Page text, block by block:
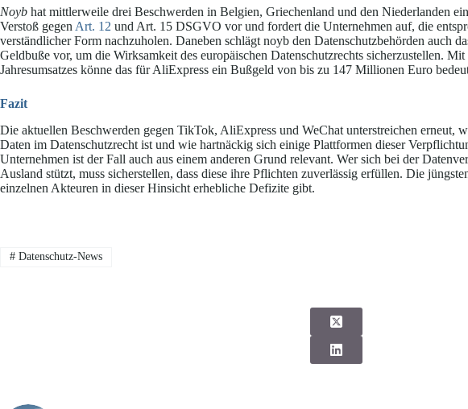
Noyb hat mittlerweile drei Beschwerden in Belgien, Griechenland und den Niederlanden
Verstoß gegenArt. 12 und Art. 15 DSGVO vor und fordert die Unternehmen auf, die
verständlicher Form nachzuholen. Daneben schlägt noyb den Datenschutzbehörden auch
Geldbuße vor, um die Wirksamkeit des europäischen Datenschutzrechts sicherzustellen.
Jahresumsatzes könne das für AliExpress ein Bußgeld von bis zu 147 Millionen Euro
Fazit
Die aktuellen Beschwerden gegen TikTok, AliExpress und WeChat unterstreichen erneut,
Daten im Datenschutzrecht ist und wie hartnäckig sich einige Plattformen dieser
Unternehmen ist der Fall auch aus einem anderen Grund relevant. Wer sich bei der
Ausland stützt, muss sicherstellen, dass diese ihre Pflichten zuverlässig erfüllen. Die
einzelnen Akteuren in dieser Hinsicht erhebliche Defizite gibt.
#Datenschutz-News